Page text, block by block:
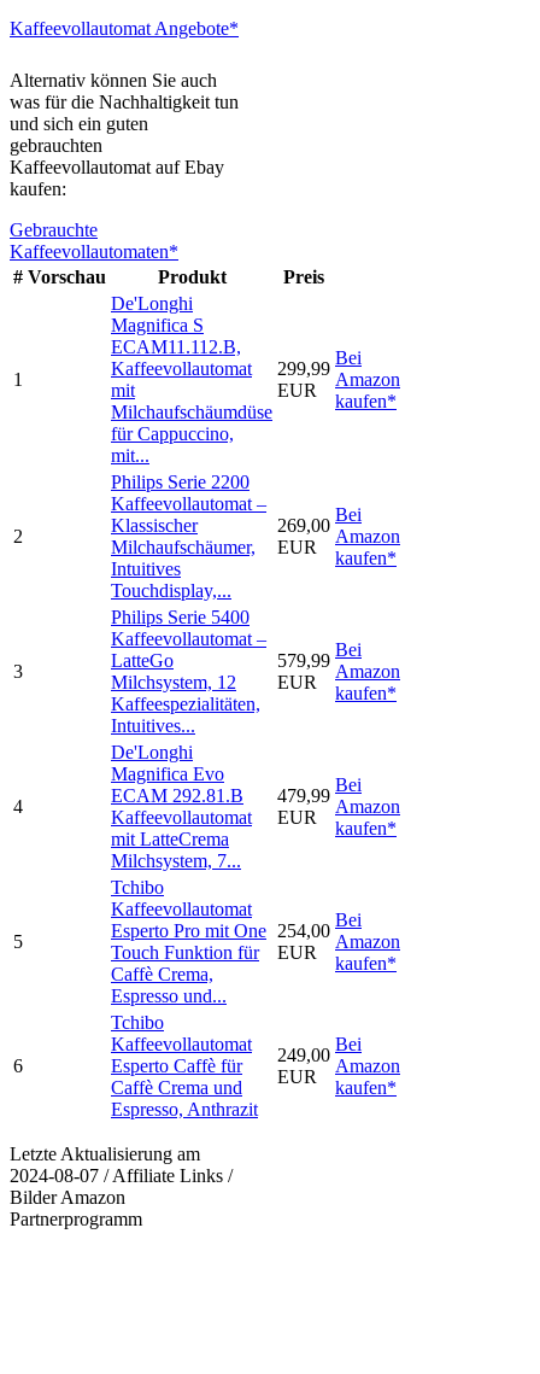
Kaffeevollautomat Angebote*
Alternativ können Sie auch
was für die Nachhaltigkeit tun
und sich ein guten
gebrauchten
Kaffeevollautomat auf Ebay
kaufen:
Gebrauchte
Kaffeevollautomaten*
# Vorschau Produkt Preis
1
De'Longhi
Magnifica S
ECAM11.112.B,
Kaffeevollautomat
mit
Milchaufschäumdüse
für Cappuccino,
mit...
299,99
EUR
Bei
Amazon
kaufen*
2
Philips Serie 2200
Kaffeevollautomat –
Klassischer
Milchaufschäumer,
Intuitives
Touchdisplay,...
269,00
EUR
Bei
Amazon
kaufen*
3
Philips Serie 5400
Kaffeevollautomat –
LatteGo
Milchsystem, 12
Kaffeespezialitäten,
Intuitives...
579,99
EUR
Bei
Amazon
kaufen*
4
De'Longhi
Magnifica Evo
ECAM 292.81.B
Kaffeevollautomat
mit LatteCrema
Milchsystem, 7...
479,99
EUR
Bei
Amazon
kaufen*
5
Tchibo
Kaffeevollautomat
Esperto Pro mit One
Touch Funktion für
Caffè Crema,
Espresso und...
254,00
EUR
Bei
Amazon
kaufen*
6
Tchibo
Kaffeevollautomat
Esperto Caffè für
Caffè Crema und
Espresso, Anthrazit
249,00
EUR
Bei
Amazon
kaufen*
Letzte Aktualisierung am
2024-08-07 / Affiliate Links /
Bilder Amazon
Partnerprogramm